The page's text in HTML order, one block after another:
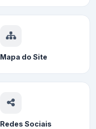
Mapa do Site
Redes Sociais